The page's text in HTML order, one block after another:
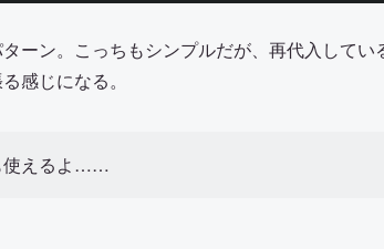
ーン。こっちもシンプルだが、再代入して
感じになる。
使えるよ……